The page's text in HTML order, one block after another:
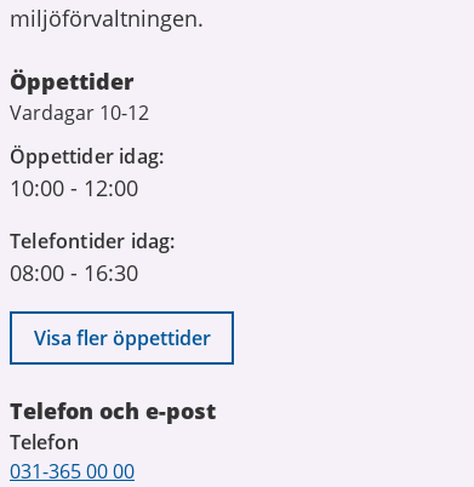
miljöförvaltningen.
Öppettider
Vardagar 10-12
Öppettider idag
10:00 - 12:00
Telefontider idag
08:00 - 16:30
Visa fler öppettider
Telefon och e-post
Telefon
031-365 00 00